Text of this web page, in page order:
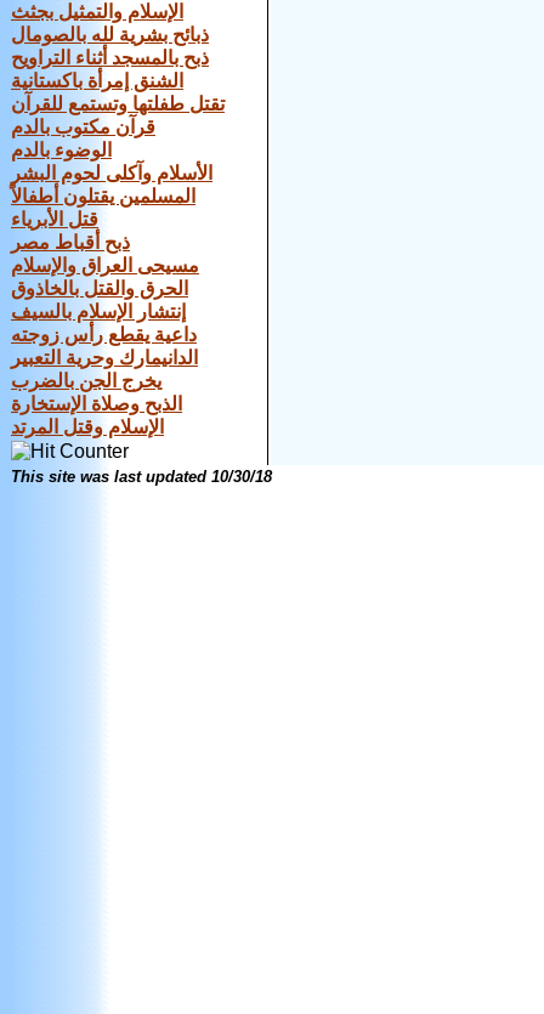
الإسلام والتمثيل بجثث
ذبائح بشرية لله بالصومال
ذبح بالمسجد أثناء التراويح
الشنق إمرأة باكستانية
تقتل طفلتها وتستمع للقرآن
قرآن مكتوب بالدم
الوضوء بالدم
الأسلام وآكلى لحوم البشر
المسلمين يقتلون أطفالاً
قتل الأبرياء
ذبح أقباط مصر
مسيحى العراق والإسلام
الحرق والقتل بالخاذوق
إنتشار الإسلام بالسيف
داعية يقطع رأس زوجته
الدانيمارك وحرية التعبير
يخرج الجن بالضرب
الذبح وصلاة الإستخارة
الإسلام وقتل المرتد
This site was last updated 10/30/18